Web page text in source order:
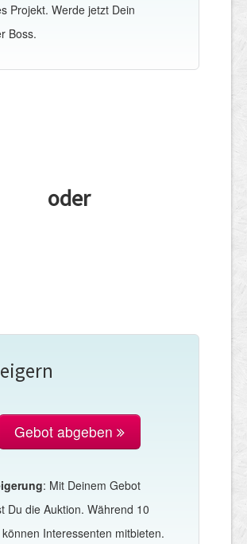
Projekt. Werde jetzt Dein
Boss.
oder
Gebot abgeben
: Mit Deinem Gebot
Du die Auktion. Während 10
Interessenten mitbieten.